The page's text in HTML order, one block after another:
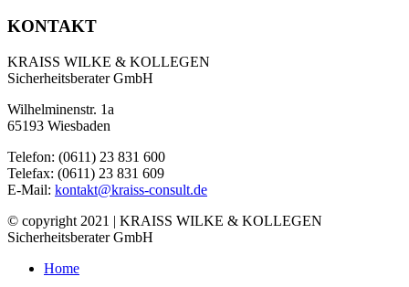
KONTAKT
KRAISS WILKE & KOLLEGEN
Sicherheitsberater GmbH
Wilhelminenstr. 1a
65193 Wiesbaden
Telefon: (0611) 23 831 600
Telefax: (0611) 23 831 609
E-Mail: kontakt@kraiss-consult.de
© copyright 2021 | KRAISS WILKE & KOLLEGEN
Sicherheitsberater GmbH
Home